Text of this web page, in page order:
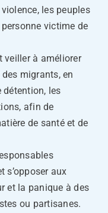
les peuples
victime de
veiller à améliorer
migrants, en
détention, les
afin de
de santé et de
s’opposer aux
et la panique à des
ou partisanes.